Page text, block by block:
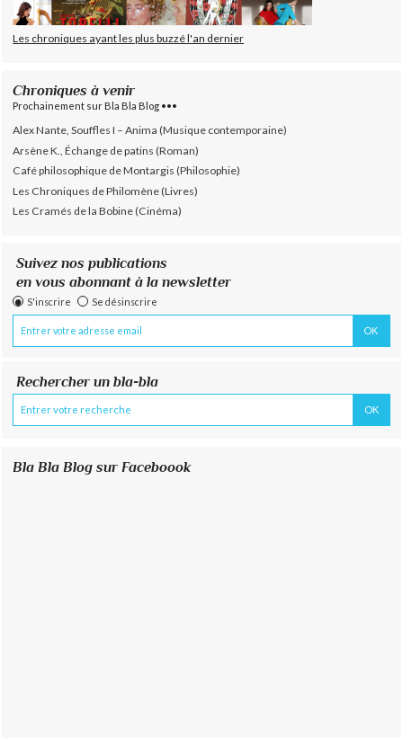
Les chroniques ayant les plus buzzé l'an dernier
Chroniques à venir
Prochainement sur Bla Bla Blog •••
Alex Nante, Souffles I – Anima (Musique contemporaine)
Arsène K., Échange de patins (Roman)
Café philosophique de Montargis (Philosophie)
Les Chroniques de Philomène (Livres)
Les Cramés de la Bobine (Cinéma)
Suivez nos publications
en vous abonnant à la newsletter
S'inscrire Se désinscrire
Rechercher un bla-bla
Bla Bla Blog sur Faceboook